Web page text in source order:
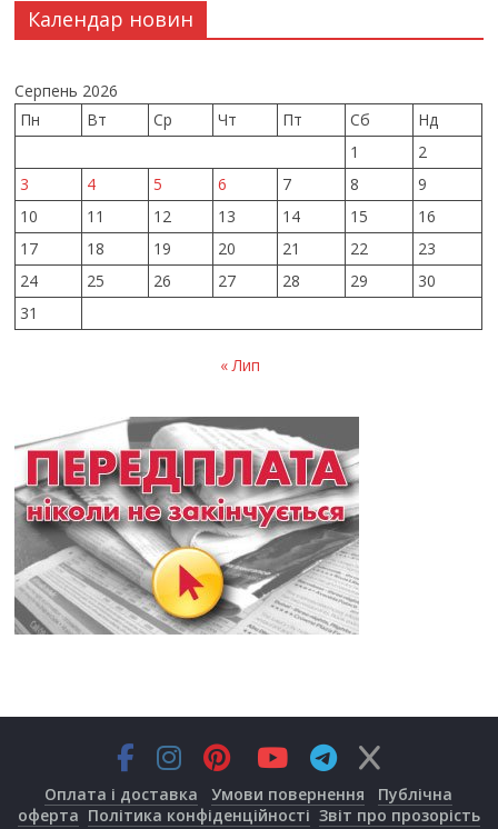
Календар новин
Серпень 2026
Пн
Вт Ср Чт Пт Сб
Нд
1
2
3
4 5 6 7 8
9
10
11 12 13 14 15
16
17
18 19 20 21 22
23
24
25 26 27 28 29
30
31
« Лип
Оплата і доставка Умови повернення
Публічна
оферта Політика конфіденційності Звіт про прозорість